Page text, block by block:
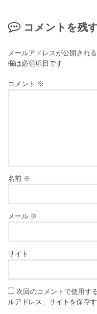
コメントを残
メールアドレスが公開され
欄は必須項目です
コメント ※
名前 ※
メール ※
サイト
次回のコメントで使用す
ルアドレス、サイトを保存す